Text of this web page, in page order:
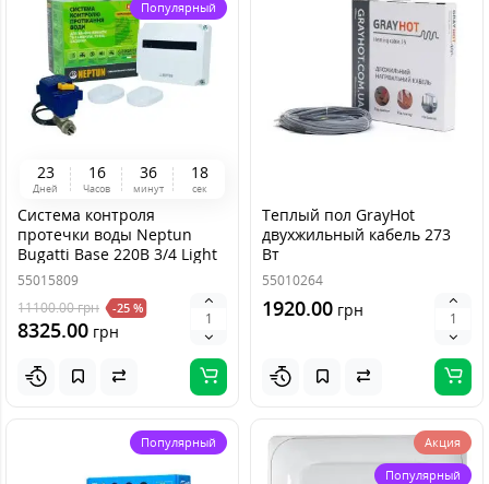
Популярный
23
Дней
16
Часов
36
минут
18
сек
Система контроля
протечки воды Neptun
Bugatti Base 220B 3/4 Light
55015809
11100.00грн -25 %
8325.00 грн
Теплый пол GrayHot
двухжильный кабель 273
Вт
55010264
1920.00 грн
Популярный
Акция
Популярный